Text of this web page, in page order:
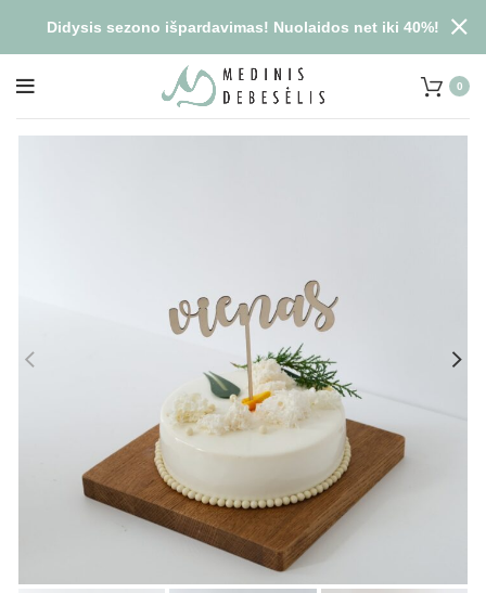
0
Didysis sezono išpardavimas! Nuolaidos net iki 40%!